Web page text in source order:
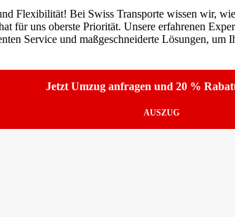
Flexibilität! Bei Swiss Transporte wissen wir,
für uns oberste Priorität. Unsere erfahrenen
Service und maßgeschneiderte Lösungen, um
Jetzt Umzug anfragen und 20 %
AUSZUG